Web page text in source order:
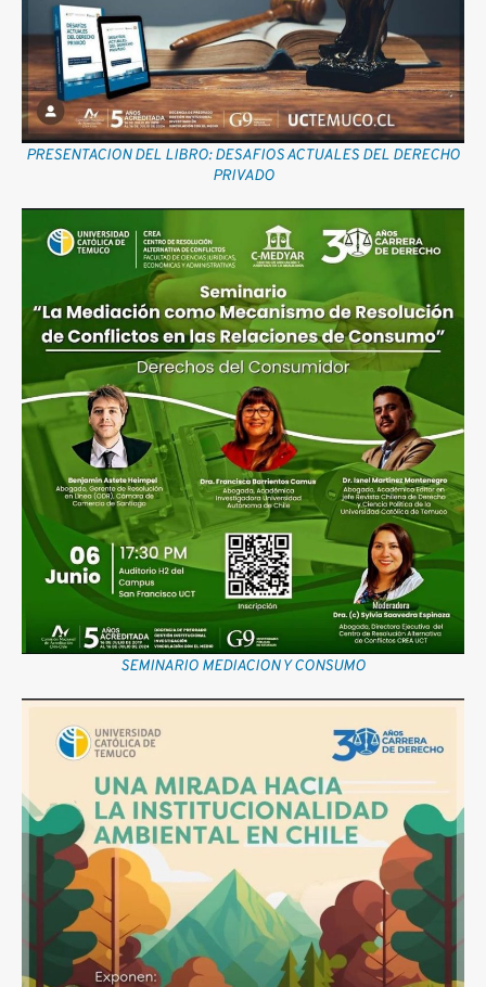
PRESENTACION DEL LIBRO: DESAFIOS ACTUALES DEL DERECHO
PRIVADO
SEMINARIO MEDIACION Y CONSUMO